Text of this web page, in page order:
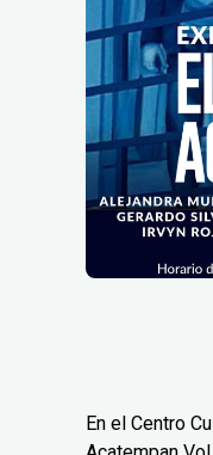
En el Centro